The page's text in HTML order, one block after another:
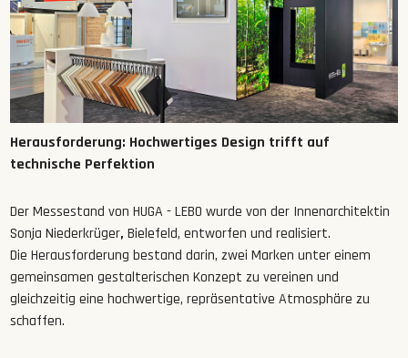
Herausforderung: Hochwertiges Design trifft auf
technische Perfektion
Der Messestand von HUGA - LEBO wurde von der Innenarchitektin
Sonja Niederkrüger,Bielefeld, entworfen und realisiert.
Die Herausforderung bestand darin, zwei Marken unter einem
gemeinsamen gestalterischen Konzept zu vereinen und
gleichzeitig eine hochwertige, repräsentative Atmosphäre zu
schaffen.